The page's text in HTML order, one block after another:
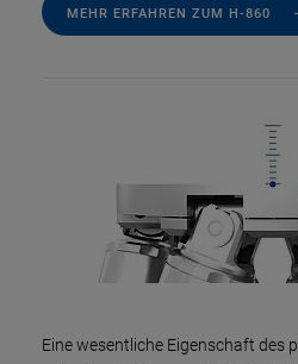
MEHR ERFAHREN ZUM H-860
Eine wesentliche Eigenschaft des